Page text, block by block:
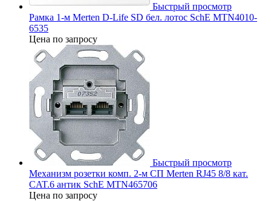
Быстрый просмотр
Рамка 1-м Merten D-Life SD бел. лотос SchE MTN4010-
6535
Цена по запросу
Быстрый просмотр
Механизм розетки комп. 2-м СП Merten RJ45 8/8 кат.
CAT.6 антик SchE MTN465706
Цена по запросу